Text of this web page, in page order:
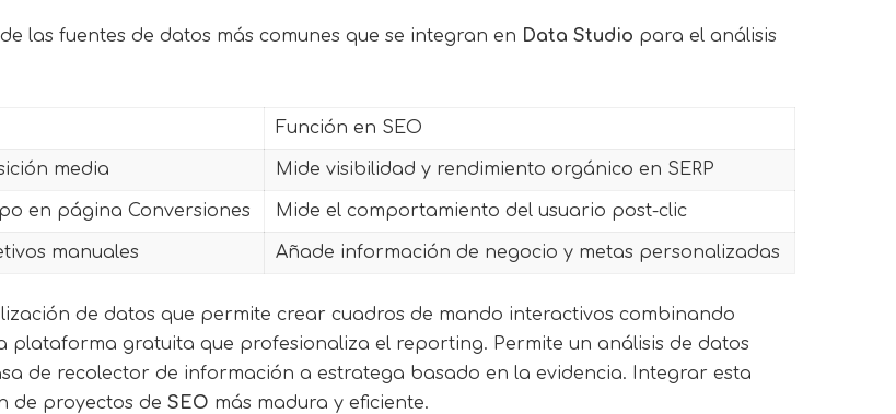
las fuentes de datos más comunes que se integran en Data Studio para el análisis
Función en SEO
media Mide visibilidad y rendimiento orgánico en SERP
en página Conversiones Mide el comportamiento del usuario post-clic
manuales Añade información de negocio y metas personalizadas
de datos que permite crear cuadros de mando interactivos combinando
plataforma gratuita que profesionaliza el reporting. Permite un análisis de datos
de recolector de información a estratega basado en la evidencia. Integrar esta
de proyectos de SEO más madura y eficiente.